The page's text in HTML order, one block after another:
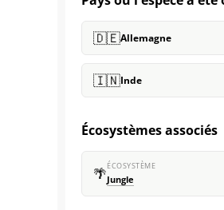
🇩🇪Allemagne
🇮🇳Inde
Écosystèmes associés
🌴ÉCOSYSTÈME
Jungle